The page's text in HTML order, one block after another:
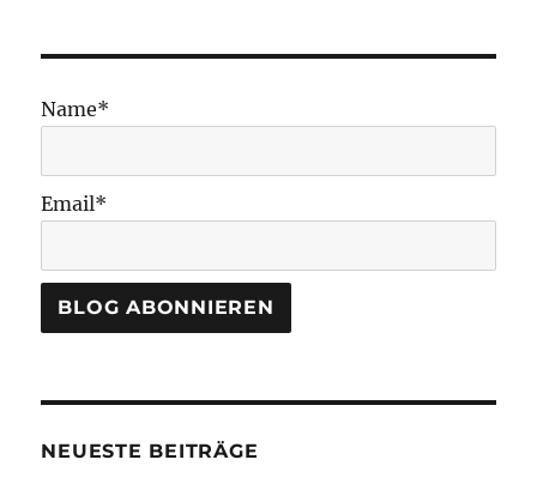
Name*
Email*
NEUESTE BEITRÄGE